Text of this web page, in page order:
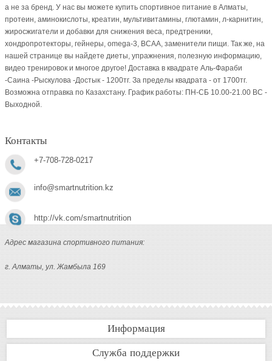
а не за бренд. У нас вы можете купить спортивное питание в Алматы,
протеин, аминокислоты, креатин, мультивитамины, глютамин, л-карнитин,
жиросжигатели и добавки для снижения веса, предтреники,
хондропротекторы, гейнеры, omega-3, BCAA, заменители пищи. Так же, на
нашей странице вы найдете диеты, упражнения, полезную информацию,
видео тренировок и многое другое! Доставка в квадрате Аль-Фараби
-Саина -Рыскулова -Достык - 1200тг. За пределы квадрата - от 1700тг.
Возможна отправка по Казахстану. График работы: ПН-СБ 10.00-21.00 ВC -
Выходной.
Контакты
+7-708-728-0217
info@smartnutrition.kz
http://vk.com/smartnutrition
Адрес магазина спортивного питания:
г. Алматы, ул. Жамбыла 169
Информация
Служба поддержки